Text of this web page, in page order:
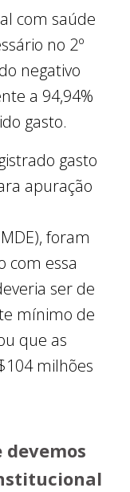
com saúde
no 2º
negativo
a 94,94%
gasto.
gasto
apuração
foram
com essa
ser de
mínimo de
que as
milhões